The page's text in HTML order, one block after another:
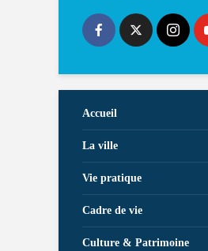
Accueil
La ville
Vie pratique
Cadre de vie
Culture & Patrimoine